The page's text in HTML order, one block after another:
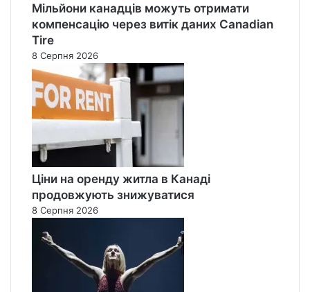
Мільйони канадців можуть отримати
компенсацію через витік даних Canadian
Tire
8 Серпня 2026
Ціни на оренду житла в Канаді
продовжують знижуватися
8 Серпня 2026